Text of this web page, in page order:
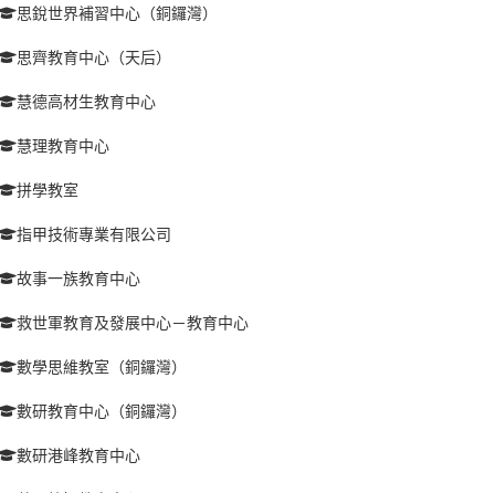
思銳世界補習中心（銅鑼灣）
思齊教育中心（天后）
慧德高材生教育中心
慧理教育中心
拼學教室
指甲技術專業有限公司
故事一族教育中心
救世軍教育及發展中心－教育中心
數學思維教室（銅鑼灣）
數研教育中心（銅鑼灣）
數研港峰教育中心